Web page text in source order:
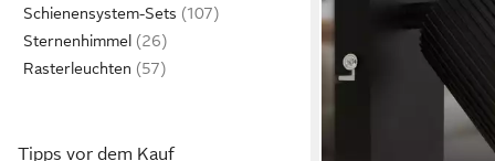
Schienensystem-Sets
Sternenhimmel
Rasterleuchten
Tipps vor dem Kauf
Deckenlampe
flammig, ohne
Abhängig vom
Schwarz, Beige,
Wohnzimmer, Flur,
ab 9,95 € 12,95 €
lieferbar - in 3-4